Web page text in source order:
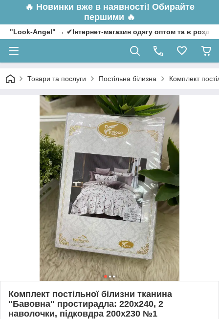
🔥 Новинки вже в наявності! Обирайте
першими 🔥
"Look-Angel" → ✔Інтернет-магазин одягу оптом та в
Товари та послуги Постільна білизна Комплект
Комплект постільної білизни тканина
"Бавовна" простирадла: 220х240, 2
наволочки, підковдра 200х230 №1